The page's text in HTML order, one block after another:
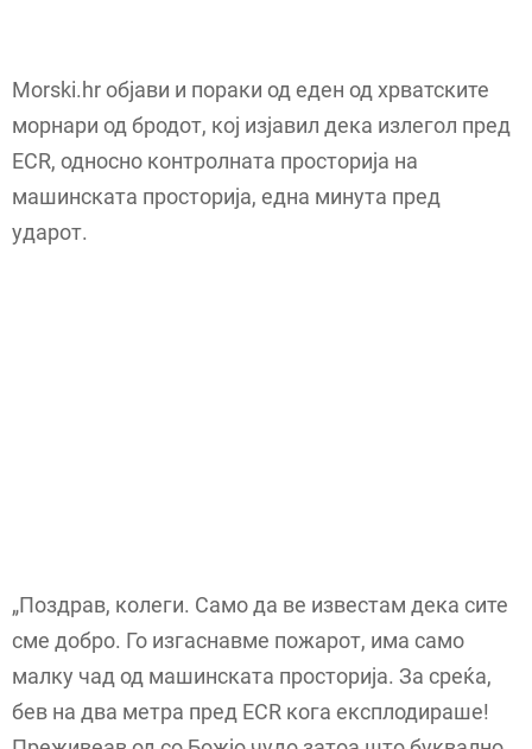
Morski.hr објави и пораки од еден од хрватските
морнари од бродот, кој изјавил дека излегол пред
ECR, односно контролната просторија на
машинската просторија, една минута пред
ударот.
„Поздрав, колеги. Само да ве известам дека сите
сме добро. Го изгаснавме пожарот, има само
малку чад од машинската просторија. За среќа,
бев на два метра пред ECR кога експлодираше!